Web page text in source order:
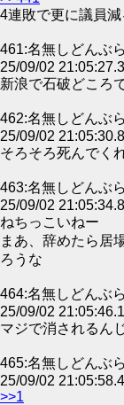
4連敗で更に議員減
461:名無しどんぶ
25/09/02
新浪で石破どころ
462:名無しどんぶ
25/09/02
そろそろ死んでく
463:名無しどんぶ
25/09/02
ねちっこいねー
まあ、辞めたら居
ろうな
464:名無しどんぶ
25/09/02
マジで消されるん
465:名無しどんぶ
25/09/02
>>1